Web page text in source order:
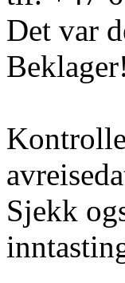
Det var
Beklager!
Sjekk